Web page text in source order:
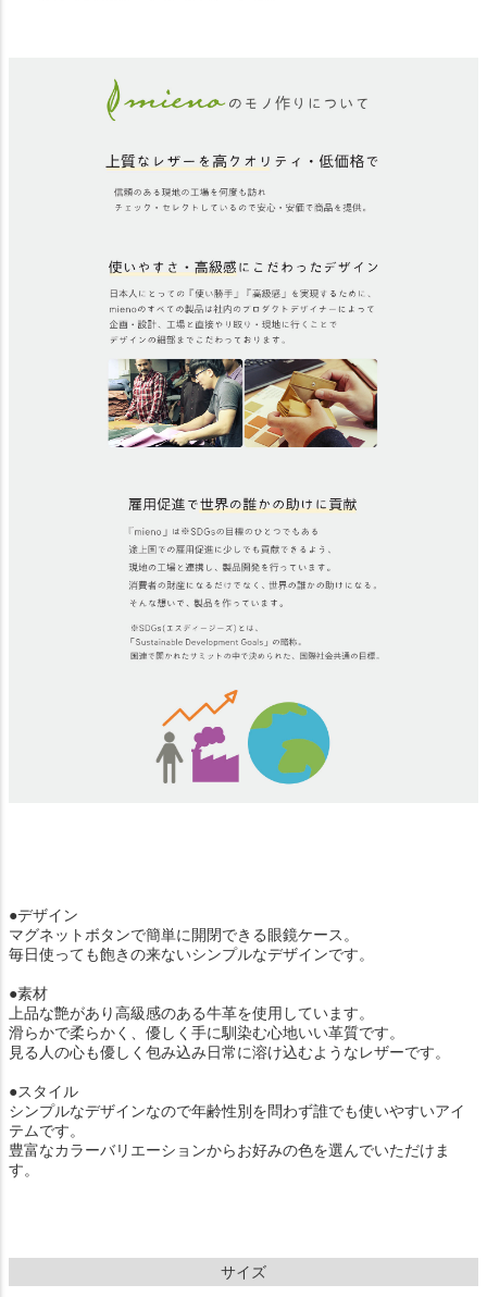
●デザイン
マグネットボタンで簡単に開閉できる眼鏡ケース。
毎日使っても飽きの来ないシンプルなデザインです。
●素材
上品な艶があり高級感のある牛革を使用しています。
滑らかで柔らかく、優しく手に馴染む心地いい革質です。
見る人の心も優しく包み込み日常に溶け込むようなレザーです。
●スタイル
シンプルなデザインなので年齢性別を問わず誰でも使いやすいアイ
テムです。
豊富なカラーバリエーションからお好みの色を選んでいただけま
す。
サイズ